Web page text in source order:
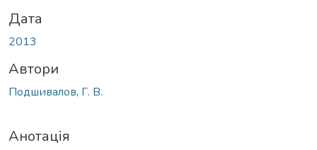
Дата
2013
Автори
Подшивалов, Г. В.
Анотація